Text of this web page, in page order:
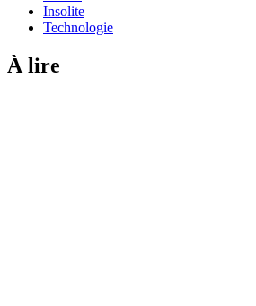
Insolite
Technologie
À lire